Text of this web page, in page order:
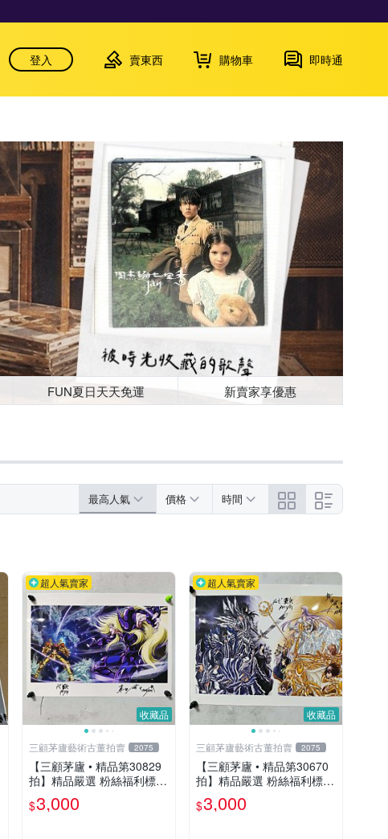
登入 賣東西 購物車 即時通
FUN夏日天天免運 新賣家享優惠
最高人氣 價格 時間
收藏品
超人氣賣家
三顧茅廬藝術古董拍賣 2075
【三顧茅廬 • 精品第30829
拍】精品嚴選 粉絲福利標
日本動漫大師 車田正美簽名
照片《聖鬥士星矢》！ 特惠
$3,000
收藏品
超人氣賣家
三顧茅廬藝術古董拍賣 2075
【三顧茅廬 • 精品第30670
拍】精品嚴選 粉絲福利標
日本動漫大師 車田正美簽名
照片《聖鬥士星矢》！ 特惠
$3,000